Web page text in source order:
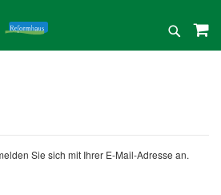
Suche
Sie sich mit Ihrer E-Mail-Adresse an.